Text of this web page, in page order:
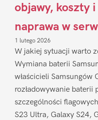
objawy, koszty
naprawa w
1 lutego 2026
W jakiej sytuacji warto
Wymiana baterii
właścicieli Samsungów
rozładowywanie baterii
szczególności
S23 Ultra, Galaxy S24,